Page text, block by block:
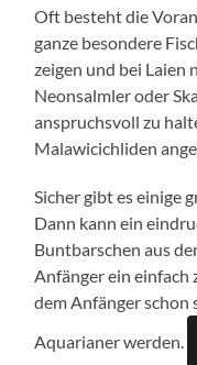
Oft besteht die
ganze besondere
zeigen und bei Laien
Neonsalmler oder
anspruchsvoll zu
Malawicichliden
Sicher gibt es einige
Dann kann ein
Buntbarschen aus
Anfänger ein einfach
dem Anfänger schon
Aquarianer werden.